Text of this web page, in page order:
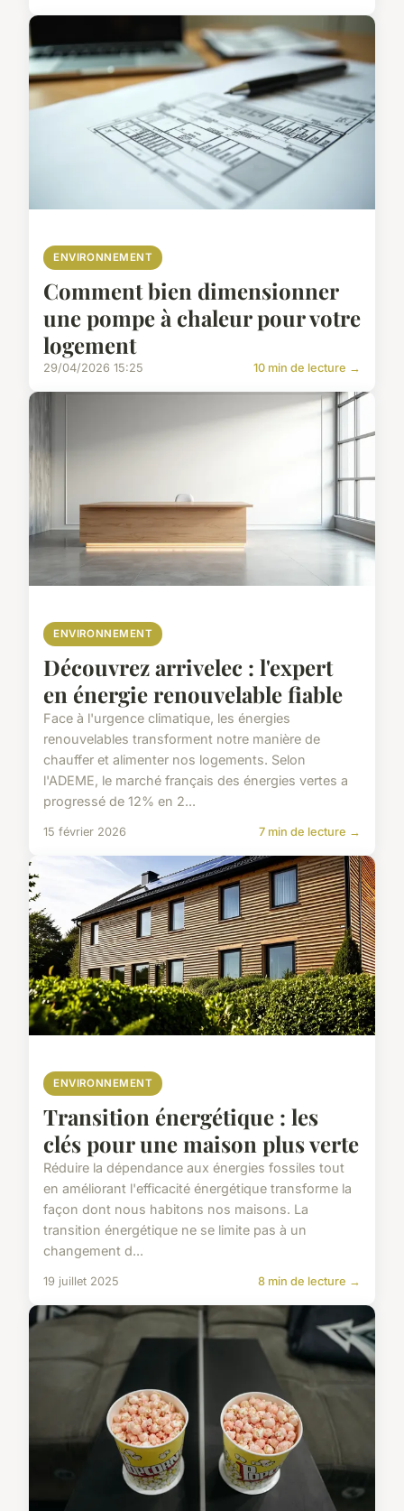
ENVIRONNEMENT
Comment bien dimensionner
une pompe à chaleur pour votre
logement
29/04/2026 15:25 10 min de lecture →
ENVIRONNEMENT
Découvrez arrivelec : l'expert
en énergie renouvelable fiable
Face à l'urgence climatique, les énergies
renouvelables transforment notre manière de
chauffer et alimenter nos logements. Selon
l'ADEME, le marché français des énergies vertes a
progressé de 12% en 2...
15 février 2026 7 min de lecture →
ENVIRONNEMENT
Transition énergétique : les
clés pour une maison plus verte
Réduire la dépendance aux énergies fossiles tout
en améliorant l'efficacité énergétique transforme la
façon dont nous habitons nos maisons. La
transition énergétique ne se limite pas à un
changement d...
19 juillet 2025 8 min de lecture →